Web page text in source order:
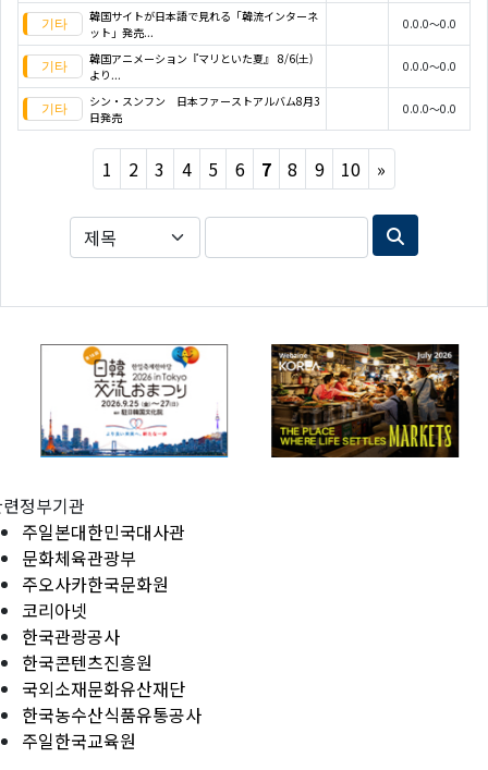
韓国サイトが日本語で見れる「韓流インターネ
ット」発売...
0.0.0～0.0
韓国アニメーション『マリといた夏』 8/6(土)
より...
0.0.0～0.0
シン・スンフン 日本ファーストアルバム8月3
日発売
0.0.0～0.0
1 2 3 4 5 6 7 8 9 10 »
정부기관
주일본대한민국대사관
문화체육관광부
주오사카한국문화원
코리아넷
한국관광공사
한국콘텐츠진흥원
국외소재문화유산재단
한국농수산식품유통공사
주일한국교육원